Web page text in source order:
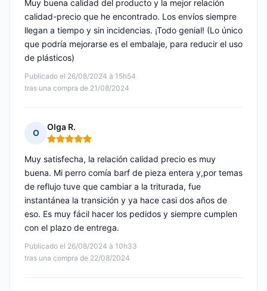
Publicado el 26/08/2024 à 15h54
tras una compra de 21/08/2024
Muy buena calidad del producto y la mejor relación
calidad-precio que he encontrado. Los envíos siempre
llegan a tiempo y sin incidencias. ¡Todo genial! (Lo único
que podría mejorarse es el embalaje, para reducir el uso
de plásticos)
O
Olga R.
Nota: 5 de 5
Publicado el 26/08/2024 à 10h33
tras una compra de 22/08/2024
Muy satisfecha, la relación calidad precio es muy
buena. Mi perro comía barf de pieza entera y,por temas
de reflujo tuve que cambiar a la triturada, fue
instantánea la transición y ya hace casi dos años de
eso. Es muy fácil hacer los pedidos y siempre cumplen
con el plazo de entrega.